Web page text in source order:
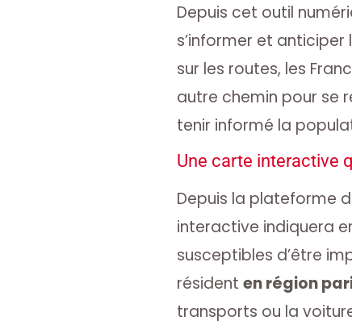
Depuis cet outil
s’informer et
sur les routes, les
autre chemin pour se
tenir informé la
Une carte interactive
Depuis la plateforme
interactive indiquera
susceptibles d’être
résident en région
transports ou la